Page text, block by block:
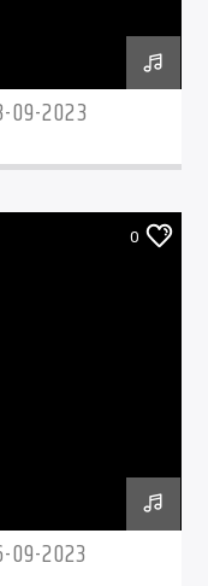
09-2023
0
09-2023